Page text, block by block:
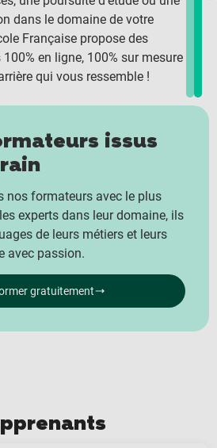
dans le domaine de votre
Française propose des
en ligne, 100% sur mesure
qui vous ressemble !
issus
nos formateurs avec le plus
experts dans leur domaine, ils
de leurs métiers et leurs
avec passion.
gratuitement